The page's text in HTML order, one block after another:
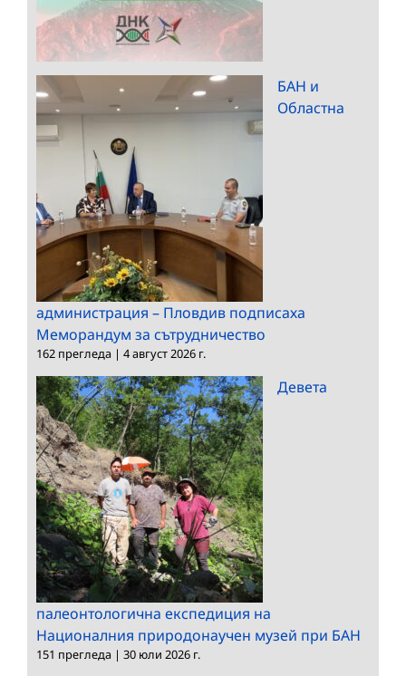
БАН и
Областна
администрация – Пловдив подписаха
Меморандум за сътрудничество
162 прегледа | 4 август 2026 г.
Девета
палеонтологична експедиция на
Националния природонаучен музей при БАН
151 прегледа | 30 юли 2026 г.